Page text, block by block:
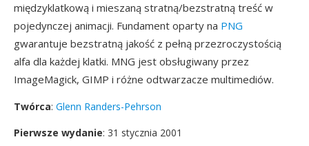
międzyklatkową i mieszaną stratną/bezstratną treść w
pojedynczej animacji. Fundament oparty na PNG
gwarantuje bezstratną jakość z pełną przezroczystością
alfa dla każdej klatki. MNG jest obsługiwany przez
ImageMagick, GIMP i różne odtwarzacze multimediów.
Twórca: Glenn Randers-Pehrson
Pierwsze wydanie: 31 stycznia 2001